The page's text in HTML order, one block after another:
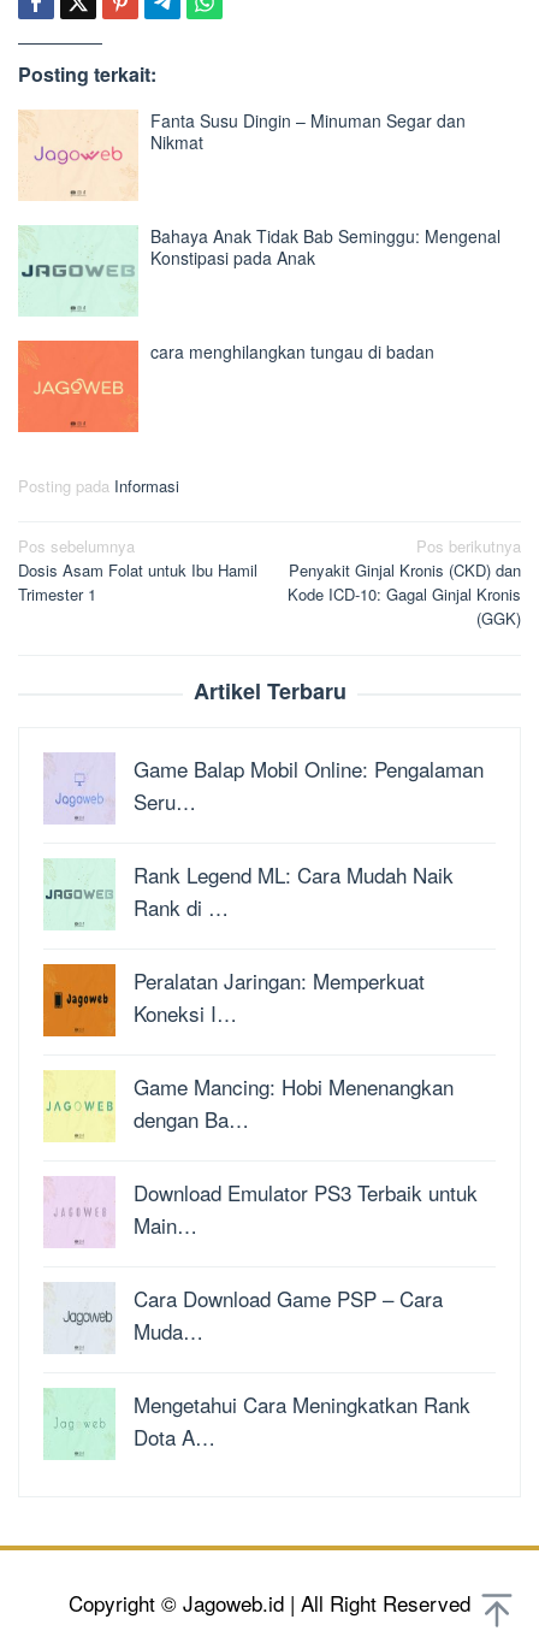
Posting terkait:
Fanta Susu Dingin – Minuman Segar dan
Nikmat
Bahaya Anak Tidak Bab Seminggu: Mengenal
Konstipasi pada Anak
cara menghilangkan tungau di badan
Posting pada Informasi
Navigasi
pos
Pos sebelumnya
Dosis Asam Folat untuk Ibu Hamil
Trimester 1
Pos berikutnya
Penyakit Ginjal Kronis (CKD) dan
Kode ICD-10: Gagal Ginjal Kronis
(GGK)
Artikel Terbaru
Game Balap Mobil Online: Pengalaman
Seru…
Rank Legend ML: Cara Mudah Naik
Rank di …
Peralatan Jaringan: Memperkuat
Koneksi I…
Game Mancing: Hobi Menenangkan
dengan Ba…
Download Emulator PS3 Terbaik untuk
Main…
Cara Download Game PSP – Cara
Muda…
Mengetahui Cara Meningkatkan Rank
Dota A…
Copyright © Jagoweb.id | All Right Reserved